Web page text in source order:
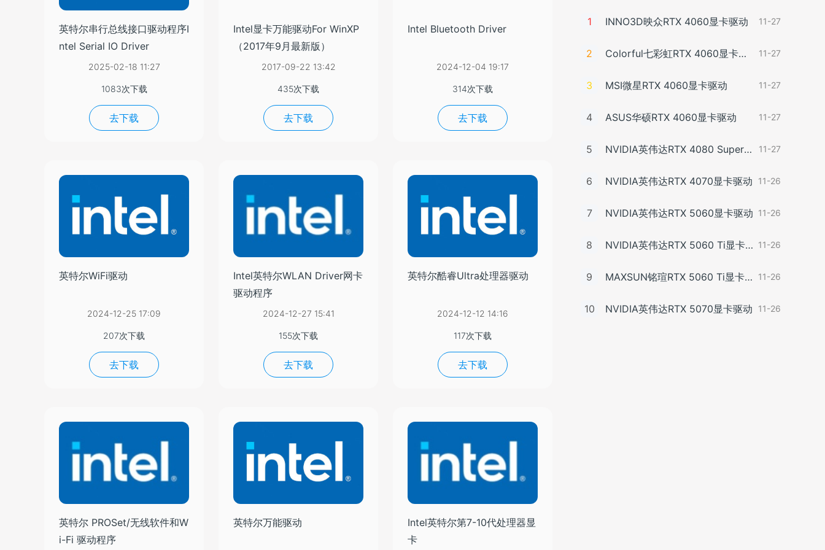
英特尔串行总线接口驱动程序I
ntel Serial IO Driver
2025-02-18 11:27
1083次下载
去下载
Intel显卡万能驱动For WinXP
（2017年9月最新版）
2017-09-22 13:42
435次下载
去下载
Intel Bluetooth Driver
2024-12-04 19:17
314次下载
去下载
英特尔WiFi驱动
2024-12-25 17:09
207次下载
去下载
Intel英特尔WLAN Driver网卡
驱动程序
2024-12-27 15:41
155次下载
去下载
英特尔酷睿Ultra处理器驱动
2024-12-12 14:16
117次下载
去下载
英特尔 PROSet/无线软件和W
i-Fi 驱动程序
英特尔万能驱动
Intel英特尔第7-10代处理器显
卡
1 INNO3D映众RTX 4060显卡驱动 11-27
2 Colorful七彩虹RTX 4060显卡驱动 11-27
3 MSI微星RTX 4060显卡驱动 11-27
4 ASUS华硕RTX 4060显卡驱动 11-27
5 NVIDIA英伟达RTX 4080 Super显卡驱动 11-27
6 NVIDIA英伟达RTX 4070显卡驱动 11-26
7 NVIDIA英伟达RTX 5060显卡驱动 11-26
8 NVIDIA英伟达RTX 5060 Ti显卡驱动 11-26
9 MAXSUN铭瑄RTX 5060 Ti显卡驱动 11-26
10 NVIDIA英伟达RTX 5070显卡驱动 11-26